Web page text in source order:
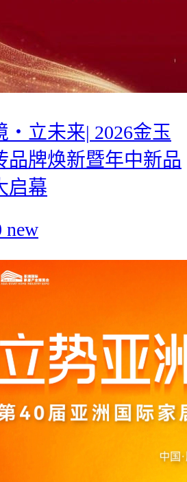
・立未来| 2026金玉
品牌焕新暨年中新品
启幕
new